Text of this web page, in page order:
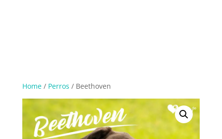
Home/ Perros / Beethoven